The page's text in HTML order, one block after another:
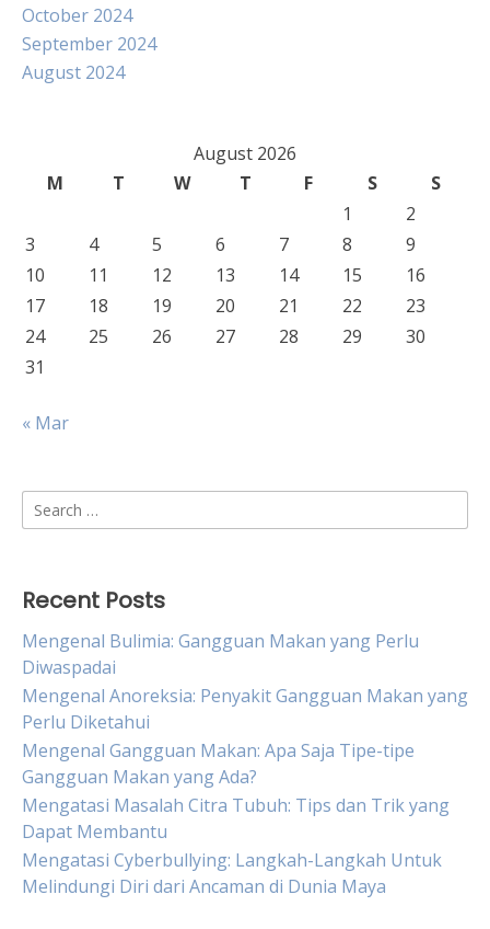
October 2024
September 2024
August 2024
August 2026
M
T W T F S
S
1
2
3
4 5 6 7 8
9
10
11 12 13 14 15
16
17
18 19 20 21 22
23
24
25 26 27 28 29
30
31
« Mar
Search
for:
Recent Posts
Mengenal Bulimia: Gangguan Makan yang Perlu
Diwaspadai
Mengenal Anoreksia: Penyakit Gangguan Makan yang
Perlu Diketahui
Mengenal Gangguan Makan: Apa Saja Tipe-tipe
Gangguan Makan yang Ada?
Mengatasi Masalah Citra Tubuh: Tips dan Trik yang
Dapat Membantu
Mengatasi Cyberbullying: Langkah-Langkah Untuk
Melindungi Diri dari Ancaman di Dunia Maya